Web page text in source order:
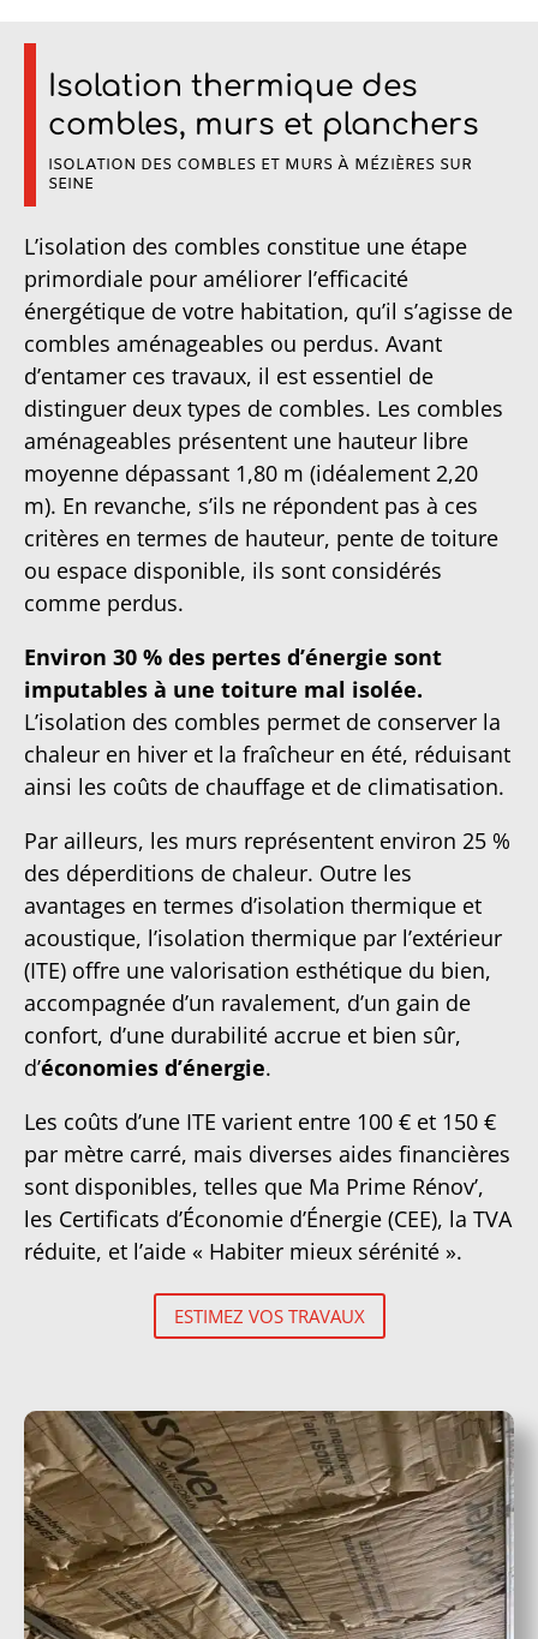
Isolation thermique des
combles, murs et planchers
ISOLATION DES COMBLES ET MURS À MÉZIÈRES SUR
SEINE
L’isolation des combles constitue une étape
primordiale pour améliorer l’efficacité
énergétique de votre habitation, qu’il s’agisse de
combles aménageables ou perdus. Avant
d’entamer ces travaux, il est essentiel de
distinguer deux types de combles. Les combles
aménageables présentent une hauteur libre
moyenne dépassant 1,80 m (idéalement 2,20
m). En revanche, s’ils ne répondent pas à ces
critères en termes de hauteur, pente de toiture
ou espace disponible, ils sont considérés
comme perdus.
Environ 30 % des pertes d’énergie sont
imputables à une toiture mal isolée.
L’isolation des combles permet de conserver la
chaleur en hiver et la fraîcheur en été, réduisant
ainsi les coûts de chauffage et de climatisation.
Par ailleurs, les murs représentent environ 25 %
des déperditions de chaleur. Outre les
avantages en termes d’isolation thermique et
acoustique, l’isolation thermique par l’extérieur
(ITE) offre une valorisation esthétique du bien,
accompagnée d’un ravalement, d’un gain de
confort, d’une durabilité accrue et bien sûr,
d’économies d’énergie.
Les coûts d’une ITE varient entre 100 € et 150 €
par mètre carré, mais diverses aides financières
sont disponibles, telles que Ma Prime Rénov’,
les Certificats d’Économie d’Énergie (CEE), la TVA
réduite, et l’aide « Habiter mieux sérénité ».
ESTIMEZ VOS TRAVAUX